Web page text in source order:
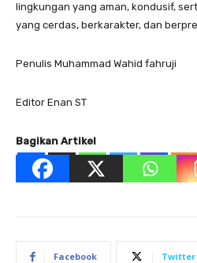
lingkungan yang aman, kondusif,
yang cerdas, berkarakter, dan
Penulis Muhammad Wahid fahruji
Editor Enan ST
Bagikan Artikel
Facebook Twitter